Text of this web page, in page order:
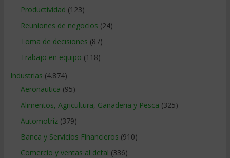
Productividad (123)
Reuniones de negocios (24)
Toma de decisiones (87)
Trabajo en equipo (118)
Industrias (4.874)
Aeronautica (95)
Alimentos, Agricultura, Ganaderia y Pesca (325)
Automotriz(379)
Banca y Servicios Financieros (910)
Comercio y ventas al detal (336)